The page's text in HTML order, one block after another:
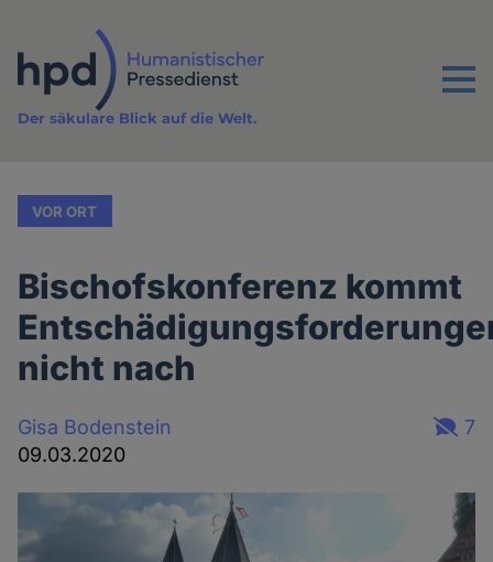
Inhalt
Menu
Der säkulare Blick auf die Welt.
VOR ORT
Bischofskonferenz kommt
nicht nach
Gisa Bodenstein
09.03.2020
7